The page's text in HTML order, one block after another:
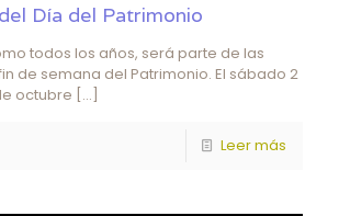
Día del Patrimonio
todos los años, será parte de las
de semana del Patrimonio. El sábado 2
octubre […]
Leer más